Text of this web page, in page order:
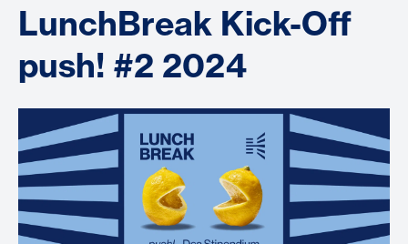
LunchBreak Kick-Off
push! #2 2024